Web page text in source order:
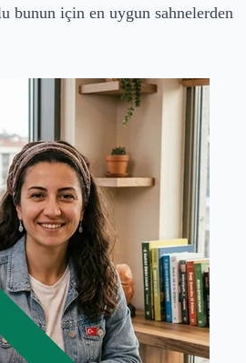
bunun için en uygun sahnelerden